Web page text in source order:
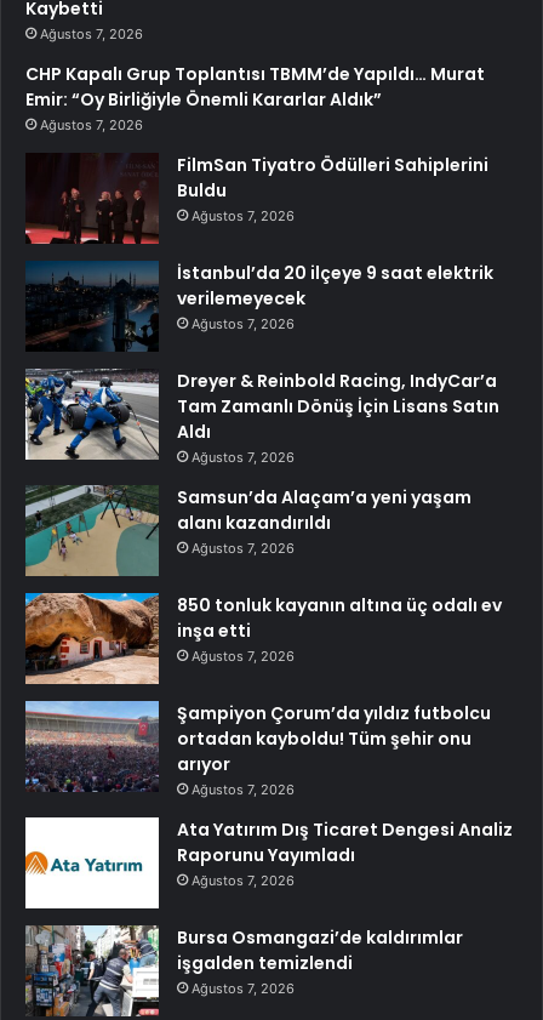
Kaybetti
Ağustos 7, 2026
CHP Kapalı Grup Toplantısı TBMM’de Yapıldı… Murat
Emir: “Oy Birliğiyle Önemli Kararlar Aldık”
Ağustos 7, 2026
FilmSan Tiyatro Ödülleri Sahiplerini
Buldu
Ağustos 7, 2026
İstanbul’da 20 ilçeye 9 saat elektrik
verilemeyecek
Ağustos 7, 2026
Dreyer & Reinbold Racing, IndyCar’a
Tam Zamanlı Dönüş İçin Lisans Satın
Aldı
Ağustos 7, 2026
Samsun’da Alaçam’a yeni yaşam
alanı kazandırıldı
Ağustos 7, 2026
850 tonluk kayanın altına üç odalı ev
inşa etti
Ağustos 7, 2026
Şampiyon Çorum’da yıldız futbolcu
ortadan kayboldu! Tüm şehir onu
arıyor
Ağustos 7, 2026
Ata Yatırım Dış Ticaret Dengesi Analiz
Raporunu Yayımladı
Ağustos 7, 2026
Bursa Osmangazi’de kaldırımlar
işgalden temizlendi
Ağustos 7, 2026